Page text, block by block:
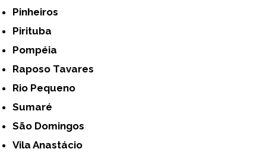
Pinheiros
Pirituba
Pompéia
Raposo Tavares
Rio Pequeno
Sumaré
São Domingos
Vila Anastácio